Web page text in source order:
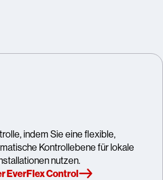
indem Sie eine flexible,
Kontrollebene für lokale
nutzen.
EverFlex Control